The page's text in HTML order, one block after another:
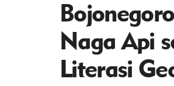
Naga Api
Literasi